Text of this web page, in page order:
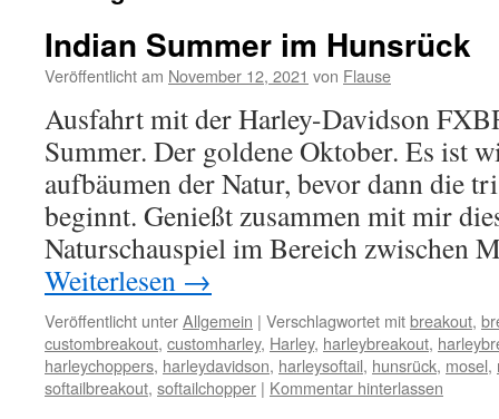
Indian Summer im Hunsrück
Veröffentlicht am November 12, 2021 von Flause
Ausfahrt mit der Harley-Davidson
Summer. Der goldene Oktober. Es ist
aufbäumen der Natur, bevor dann die
beginnt. Genießt zusammen mit mir
Naturschauspiel im Bereich zwischen
Weiterlesen →
Veröffentlicht unterAllgemein | Verschlagwortet mitbreakout,
custombreakout, customharley, Harley, harleybreakout,
harleychoppers, harleydavidson, harleysoftail, hunsrück, mosel,
softailbreakout, softailchopper | Kommentar hinterlassen